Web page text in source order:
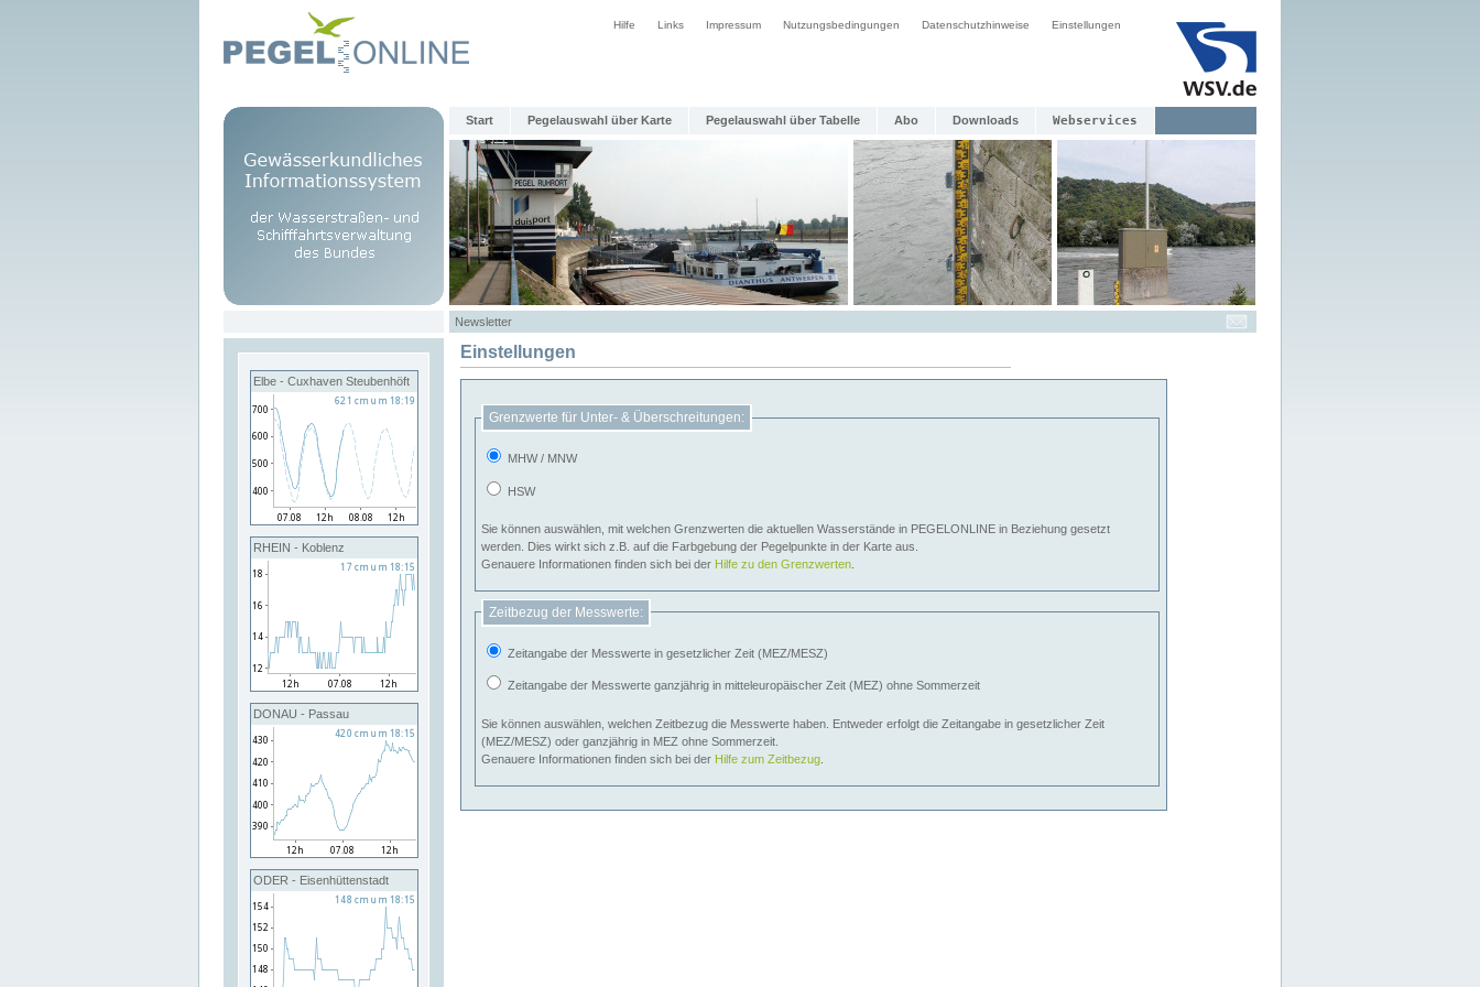
Hilfe Links Impressum Nutzungsbedingungen Datenschutzhinweise Einstellungen
Start Pegelauswahl über Karte Pegelauswahl über Tabelle Abo Downloads Webservices
Newsletter
Elbe - Cuxhaven Steubenhöft
RHEIN - Koblenz
DONAU - Passau
ODER - Eisenhüttenstadt
Einstellungen
Grenzwerte für Unter- & Überschreitungen:
MHW / MNW
HSW
Sie können auswählen, mit welchen Grenzwerten die aktuellen Wasserstände in PEGELONLINE in Beziehung gesetzt
werden. Dies wirkt sich z.B. auf die Farbgebung der Pegelpunkte in der Karte aus.
Genauere Informationen finden sich bei der Hilfe zu den Grenzwerten
Zeitbezug der Messwerte:
Zeitangabe der Messwerte in gesetzlicher Zeit (MEZ/MESZ)
Zeitangabe der Messwerte ganzjährig in mitteleuropäischer Zeit (MEZ) ohne Sommerzeit
Sie können auswählen, welchen Zeitbezug die Messwerte haben. Entweder erfolgt die Zeitangabe in gesetzlicher Zeit
(MEZ/MESZ) oder ganzjährig in MEZ ohne Sommerzeit.
Genauere Informationen finden sich bei der Hilfe zum Zeitbezug